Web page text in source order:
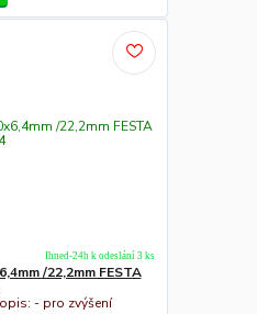
/22,2mm FESTA
- pro zvýšení
Ihned-24h k odeslání 3 ks